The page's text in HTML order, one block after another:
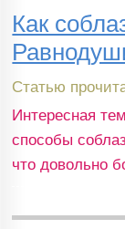
Как
Статью
Интересная
способы
что довольно